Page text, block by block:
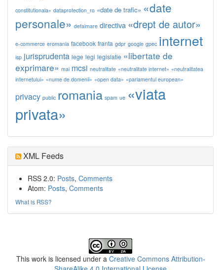
constitutionala» dataprotection_ro «date de trafic» «date
personale» defaimare directiva «drept de autor»
e-commerce eromania facebook franta gdpr google gpec internet
isp jurisprudenta lege legi legislatie «libertate de
exprimare» mai mcsi neutralitate «neutralitate internet» «neutralitatea
internetului» «nume de domenii» «open data» «parlamentul european»
privacy public romania spam ue «viata
privata»
XML Feeds
RSS 2.0: Posts, Comments
Atom: Posts, Comments
What is RSS?
This work is licensed under a Creative Commons Attribution-